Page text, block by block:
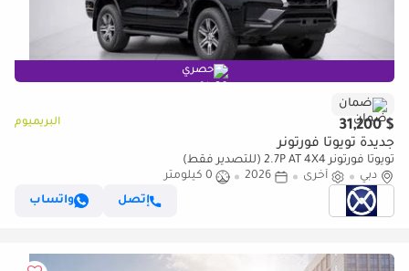
حصري
ضمان
$ 31,200 البريميوم
جديدة تويوتا فورتونر
تويوتا فورتونر 2.7P AT 4X4 (للتصدير فقط)
دبي
أخرى 2026
0 كيلومتر
إتصل
واتساب